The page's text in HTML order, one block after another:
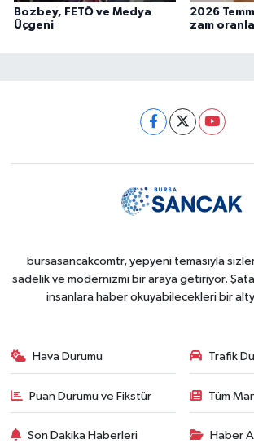
Bozbey, FETÖ ve Medya
Üçgeni
2026
zam
bursasancakcomtr, yepyeni temasıyla
sadelik ve modernizmi bir araya getiriyor.
insanlara haber okuyabilecekleri bir
Hava Durumu Trafik
Puan Durumu ve Fikstür Tüm
Son Dakika Haberleri Haber